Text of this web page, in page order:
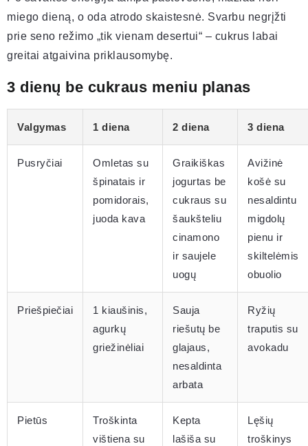
miego dieną, o oda atrodo skaistesnė. Svarbu negrįžti
prie seno režimo „tik vienam desertui“ – cukrus labai
greitai atgaivina priklausomybę.
3 dienų be cukraus meniu planas
Valgymas 1 diena 2 diena 3 diena
Pusryčiai
Omletas su
špinatais ir
pomidorais,
juoda kava
Graikiškas
jogurtas be
cukraus su
šaukšteliu
cinamono
ir saujele
uogų
Avižinė
košė su
nesaldintu
migdolų
pienu ir
skiltelėmis
obuolio
Priešpiečiai
1 kiaušinis,
agurkų
griežinėliai
Sauja
riešutų be
glajaus,
nesaldinta
arbata
Ryžių
traputis su
avokadu
Pietūs
Troškinta
vištiena su
Kepta
lašiša su
Lęšių
troškinys